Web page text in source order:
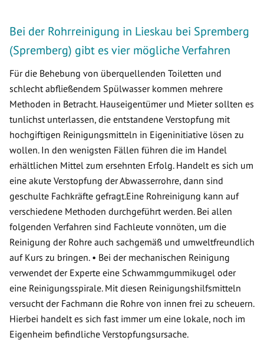
Bei der Rohrreinigung in Lieskau bei Spremberg
(Spremberg) gibt es vier mögliche Verfahren
Für die Behebung von überquellenden Toiletten und
schlecht abfließendem Spülwasser kommen mehrere
Methoden in Betracht. Hauseigentümer und Mieter sollten es
tunlichst unterlassen, die entstandene Verstopfung mit
hochgiftigen Reinigungsmitteln in Eigeninitiative lösen zu
wollen. In den wenigsten Fällen führen die im Handel
erhältlichen Mittel zum ersehnten Erfolg. Handelt es sich um
eine akute Verstopfung der Abwasserrohre, dann sind
geschulte Fachkräfte gefragt.Eine Rohreinigung kann auf
verschiedene Methoden durchgeführt werden. Bei allen
folgenden Verfahren sind Fachleute vonnöten, um die
Reinigung der Rohre auch sachgemäß und umweltfreundlich
auf Kurs zu bringen. • Bei der mechanischen Reinigung
verwendet der Experte eine Schwammgummikugel oder
eine Reinigungsspirale. Mit diesen Reinigungshilfsmitteln
versucht der Fachmann die Rohre von innen frei zu scheuern.
Hierbei handelt es sich fast immer um eine lokale, noch im
Eigenheim befindliche Verstopfungsursache.